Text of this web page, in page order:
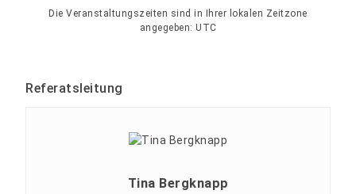
Die Veranstaltungszeiten sind in Ihrer lokalen Zeitzone
angegeben: UTC
Referatsleitung
Tina Bergknapp